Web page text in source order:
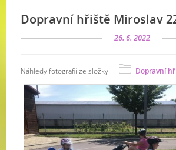
Dopravní hřiště Miroslav
26. 6. 2022
Náhledy fotografií ze složky Dopravní